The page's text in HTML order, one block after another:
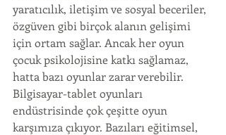
yaratıcılık, iletişim ve sosyal beceriler,
özgüven gibi birçok alanın gelişimi
için ortam sağlar. Ancak her oyun
çocuk psikolojisine katkı sağlamaz,
hatta bazı oyunlar zarar verebilir.
Bilgisayar-tablet oyunları
endüstrisinde çok çeşitte oyun
karşımıza çıkıyor. Bazıları eğitimsel,